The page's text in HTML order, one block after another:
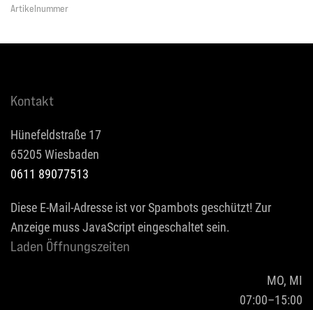
Artikelnummer
Kontakt
Hünefeldstraße 17
65205 Wiesbaden
0611 89077513
Diese E-Mail-Adresse ist vor Spambots geschützt! Zur
Anzeige muss JavaScript eingeschaltet sein.
Laden Öffnungszeiten
MO, MI
07:00–15:00